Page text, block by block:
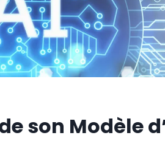
son Modèle